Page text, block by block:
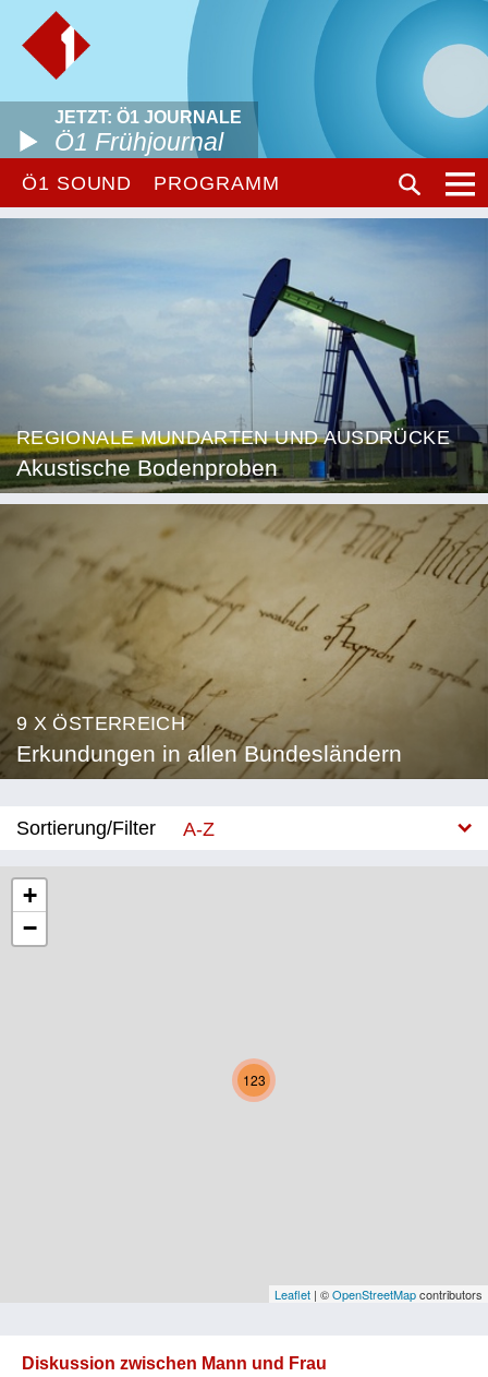
JETZT: Ö1 JOURNALE
Ö1 Frühjournal
Ö1 SOUND PROGRAMM
REGIONALE MUNDARTEN UND AUSDRÜCKE
Akustische Bodenproben
9 X ÖSTERREICH
Erkundungen in allen Bundesländern
Sortierung/Filter
A-Z
Niederösterreich
Oberösterreich
Vorarlberg
123
+
−
Leaflet | ©OpenStreetMapcontributors
Diskussion zwischen Mann und Frau